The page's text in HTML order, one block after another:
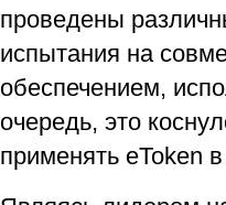
проведены
испытания на
обеспечением,
очередь, это
применять eToken